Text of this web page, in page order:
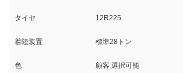
タイヤ 12R225
着陸装置 標準28トン
色 顧客 選択可能